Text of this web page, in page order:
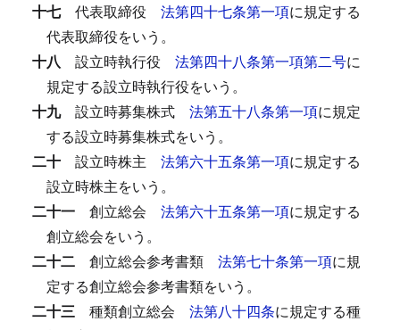
十七 代表取締役 法第四十七条第一項に規定する
代表取締役をいう。
十八 設立時執行役 法第四十八条第一項第二号に
規定する設立時執行役をいう。
十九 設立時募集株式 法第五十八条第一項に規定
する設立時募集株式をいう。
二十 設立時株主 法第六十五条第一項に規定する
設立時株主をいう。
二十一 創立総会 法第六十五条第一項に規定する
創立総会をいう。
二十二 創立総会参考書類 法第七十条第一項に規
定する創立総会参考書類をいう。
二十三 種類創立総会 法第八十四条に規定する種